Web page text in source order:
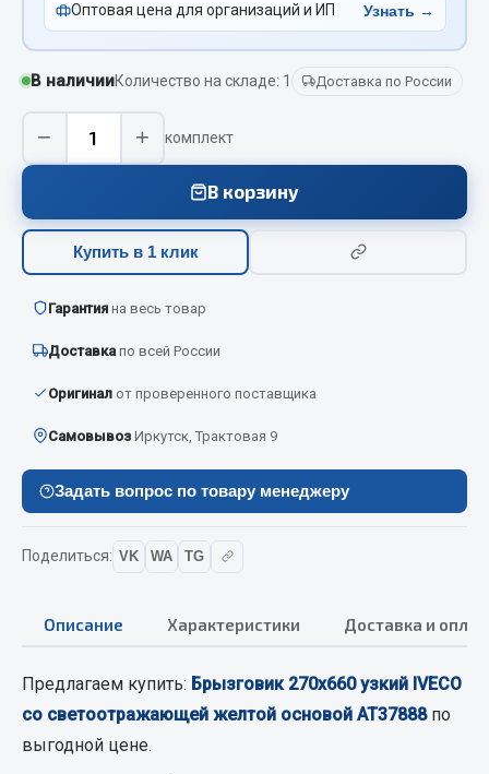
Весь раздел
Аптечки и знаки автомобильные
Брызговики
Вентиляторы кабины
Смазочные материалы
МЕТИЗЫ
Оптовая цена для организаций и ИП Узнать →
В наличииКоличество на складе: 1 Доставка по России
− + комплект
В корзину
Купить в 1 клик
Гарантия на весь товар
Доставка по всей России
Оригинал от проверенного поставщика
Самовывоз Иркутск, Трактовая 9
Задать вопрос по товару менеджеру
Поделиться: VK WA TG
Описание Характеристики Доставка и
Предлагаем купить: Брызговик 270х660 узкий IVECO
со светоотражающей желтой основой АТ37888по
выгодной цене.